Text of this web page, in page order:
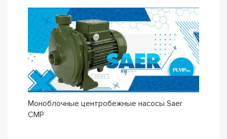
Моноблочные центробежные насосы Saer
CMP